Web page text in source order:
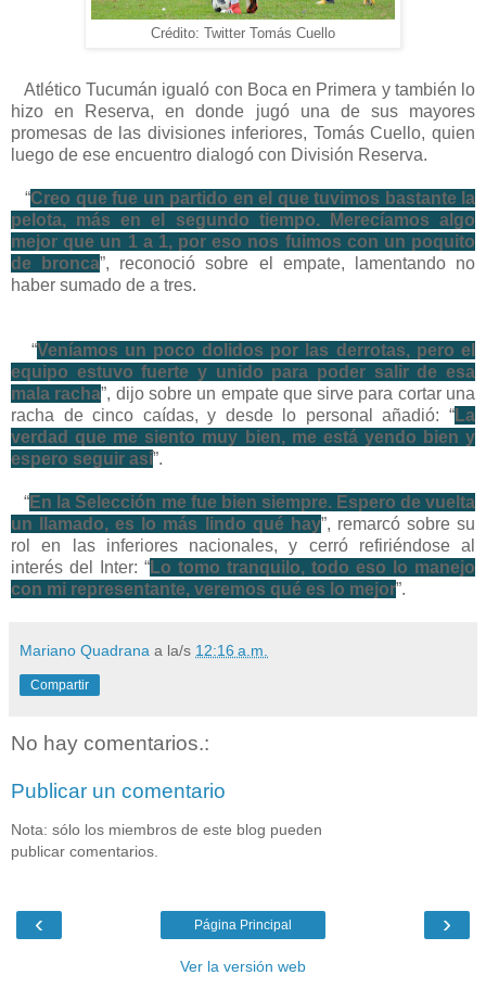
Crédito: Twitter Tomás Cuello
Atlético Tucumán igualó con Boca en Primera y también lo
hizo en Reserva, en donde jugó una de sus mayores
promesas de las divisiones inferiores, Tomás Cuello, quien
luego de ese encuentro dialogó con División Reserva.
“Creo que fue un partido en el que tuvimos bastante la
pelota, más en el segundo tiempo. Merecíamos algo
mejor que un 1 a 1, por eso nos fuimos con un poquito
de bronca”, reconoció sobre el empate, lamentando no
haber sumado de a tres.
“Veníamos un poco dolidos por las derrotas, pero el
equipo estuvo fuerte y unido para poder salir de esa
mala racha”, dijo sobre un empate que sirve para cortar una
racha de cinco caídas, y desde lo personal añadió: “La
verdad que me siento muy bien, me está yendo bien y
espero seguir así”.
“En la Selección me fue bien siempre. Espero de vuelta
un llamado, es lo más lindo qué hay”, remarcó sobre su
rol en las inferiores nacionales, y cerró refiriéndose al
interés del Inter: “Lo tomo tranquilo, todo eso lo manejo
con mi representante, veremos qué es lo mejor”.
Mariano Quadrana a la/s 12:16 a.m.
Compartir
No hay comentarios.:
Publicar un comentario
Nota: sólo los miembros de este blog pueden
publicar comentarios.
‹ ›
Página Principal
Ver la versión web